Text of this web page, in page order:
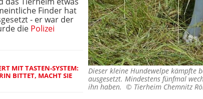
Dieser kleine Hundewelpe kämpfte
ausgesetzt. Mindestens fünfmal
ihn haben. © Tierheim Chemnitz
Finder hat
- er war der
die Polizei
MIT TASTEN-SYSTEM:
BITTET, MACHT SIE